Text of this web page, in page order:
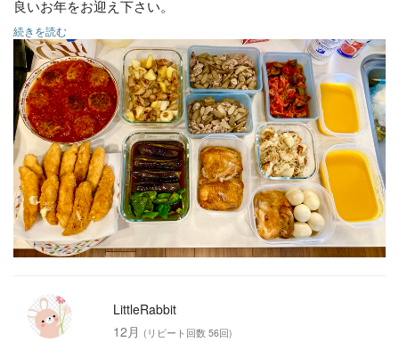
良いお年をお迎え下さい。
主菜
トマト煮込みハンバーグ
ささみチーズフライ
豚肉とごぼうの甘辛炒め
鶏の照り焼き 煮卵添え
副菜
かぼちゃのポタージュ
野菜の揚げ浸し
ジャーマンポテト
ラタトゥーユ
焼き長芋とシラスのマリネ
続きを読む
LittleRabbit
12月 (リピート回数 56回)